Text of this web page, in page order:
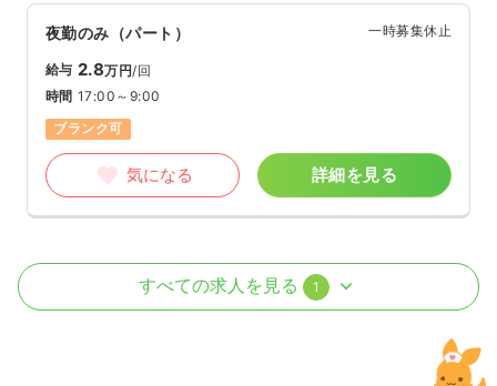
夜勤のみ（パート） 一時募集休止
給与 2.8万円/回
時間 17:00～9:00
ブランク可
気になる 詳細を見る
外来 正・准看護師すべての求人を見る 1